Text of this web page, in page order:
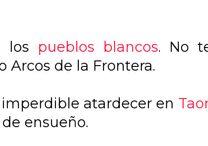
los pueblos blancos. No
Arcos de la Frontera.
atardecer en
ensueño.